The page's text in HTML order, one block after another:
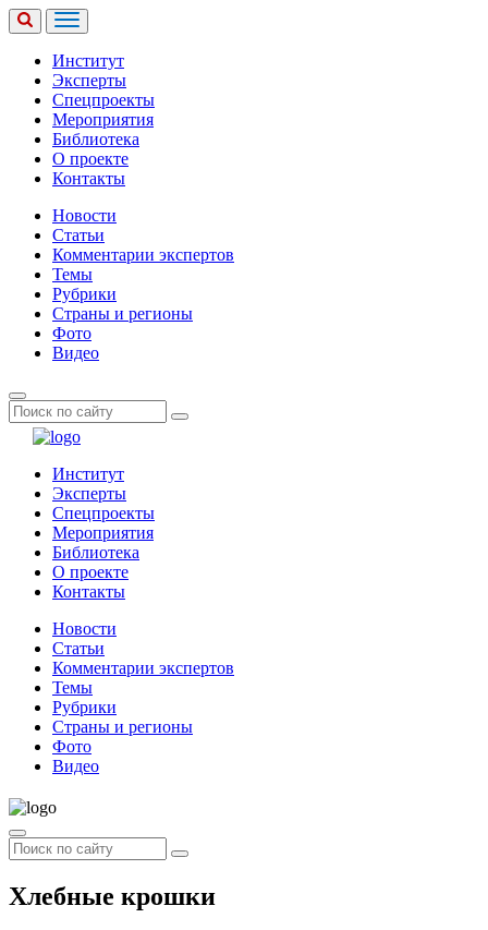
Институт
Эксперты
Спецпроекты
Мероприятия
Библиотека
О проекте
Контакты
Новости
Статьи
Комментарии экспертов
Темы
Рубрики
Страны и регионы
Фото
Видео
Институт
Эксперты
Спецпроекты
Мероприятия
Библиотека
О проекте
Контакты
Новости
Статьи
Комментарии экспертов
Темы
Рубрики
Страны и регионы
Фото
Видео
Хлебные крошки